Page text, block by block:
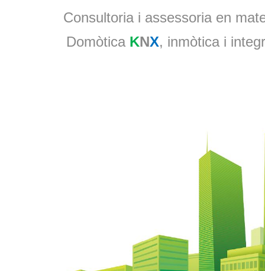
Consultoria i assessoria en
Domòtica KNX, inmòtica i